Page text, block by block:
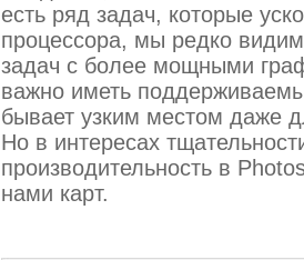
есть ряд задач, которые
процессора, мы редко
задач с более мощными
важно иметь
бывает узким местом даже
Но в интересах
производительность в
нами карт.